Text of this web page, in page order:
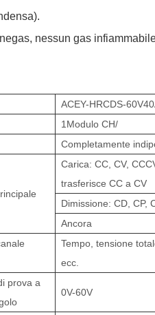
gas, nessun gas
ACEY-HRCDS-
1 Modulo CH/
Completamente
Carica: CC, CV,
trasferisce CC a CV
Dimissione: CD, CP,
Ancora
Tempo, tensione
ecc.
prova a
0V-60V